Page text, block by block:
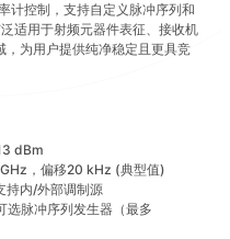
计控制，支持自定义脉冲序列和
适用于射频元器件表征、接收机
为用户提供纯净稳定且更具竞
dBm
，偏移20 kHz (典型值)
持内/外部调制源
脉冲序列发生器（最多